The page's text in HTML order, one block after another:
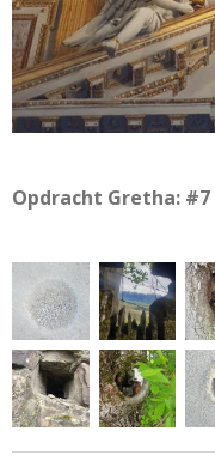
Opdracht Gretha: